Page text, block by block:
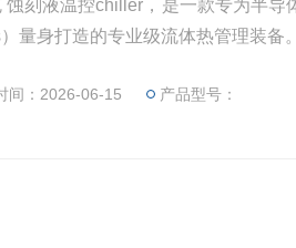
蚀刻液温控chiller，是一款专为半
量身打造的专业级流体热管理装备。
间：2026-06-15 产品型号：